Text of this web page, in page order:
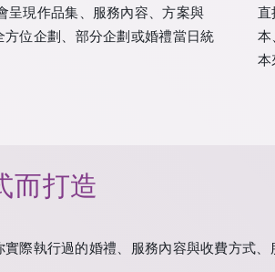
呈現作品集、服務內容、方案與
位企劃、部分企劃或婚禮當日統
直
本
本
而打造
際執行過的婚禮、服務內容與收費方式